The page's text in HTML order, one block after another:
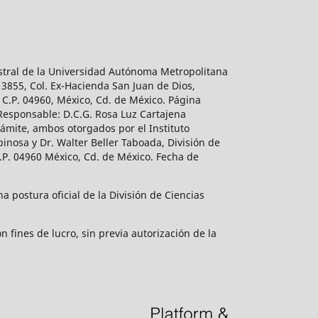
de la Universidad Autónoma Metropolitana
Col. Ex-Hacienda San Juan de Dios,
04960, México, Cd. de México. Página
D.C.G. Rosa Luz Cartajena
ambos otorgados por el Instituto
y Dr. Walter Beller Taboada, División de
04960 México, Cd. de México. Fecha de
postura oficial de la División de Ciencias
fines de lucro, sin previa autorización de la